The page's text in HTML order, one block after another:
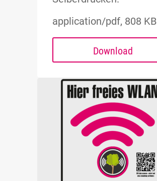
application/pdf, 808 KB
Download